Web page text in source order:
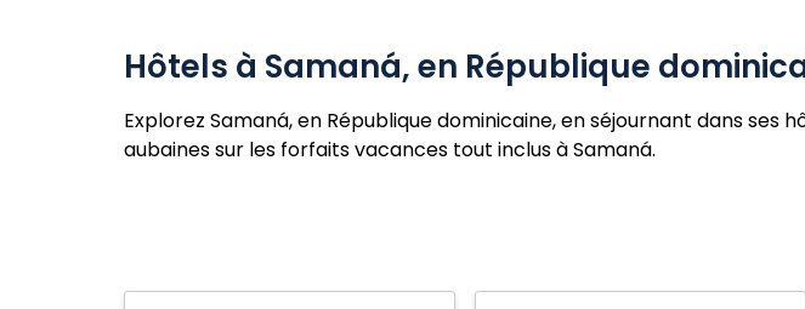
Hôtels à Samaná, en République
Explorez Samaná, en République dominicaine, en séjournant dans
aubaines sur les forfaits vacances tout inclus à Samaná.